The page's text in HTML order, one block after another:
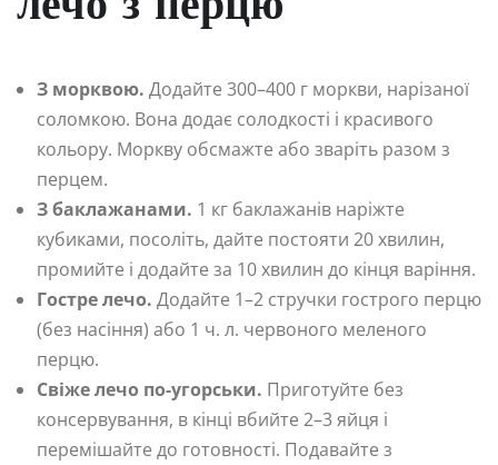
З морквою. Додайте 300–400 г моркви, нарізаної
соломкою. Вона додає солодкості і красивого
кольору. Моркву обсмажте або зваріть разом з
перцем.
З баклажанами. 1 кг баклажанів наріжте
кубиками, посоліть, дайте постояти 20 хвилин,
промийте і додайте за 10 хвилин до кінця варіння.
Гостре лечо. Додайте 1–2 стручки гострого перцю
(без насіння) або 1 ч. л. червоного меленого
перцю.
Свіже лечо по-угорськи. Приготуйте без
консервування, в кінці вбийте 2–3 яйця і
перемішайте до готовності. Подавайте з